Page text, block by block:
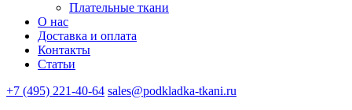
Плательные ткани
О нас
Доставка и оплата
Контакты
Статьи
+7 (495) 221-40-64 sales@podkladka-tkani.ru